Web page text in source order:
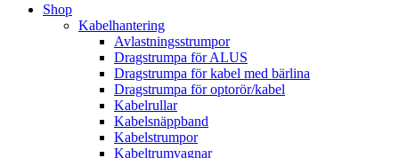
Shop
Kabelhantering
Avlastningsstrumpor
Dragstrumpa för ALUS
Dragstrumpa för kabel med bärlina
Dragstrumpa för optorör/kabel
Kabelrullar
Kabelsnäppband
Kabelstrumpor
Kabeltrumvagnar